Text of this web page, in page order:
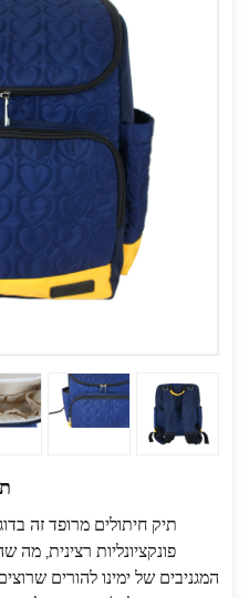
תיק חיתולים מרופד זה
פונקציונליות רצינית,
המגניבים של ימינו להורים